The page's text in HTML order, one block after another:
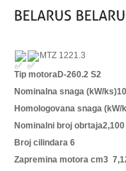
MTZ 1221.3
Tip motoraD-260.2 S2
Nominalna snaga (kW/ks)
Homologovana snaga (kW/
Nominalni broj obrtaja2,100
Broj cilindara 6
Zapremina motora cm3